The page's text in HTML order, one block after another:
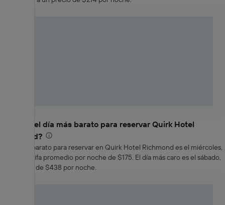
¿Cuál es el día más barato para reservar Quirk Hotel
Richmond?
El día más barato para reservar en Quirk Hotel Richmond es el miércoles,
con una tarifa promedio por noche de $175. El día más caro es el sábado,
a un precio de $438 por noche.